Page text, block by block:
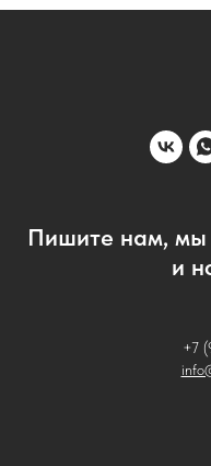
Пишите нам,
и
+7